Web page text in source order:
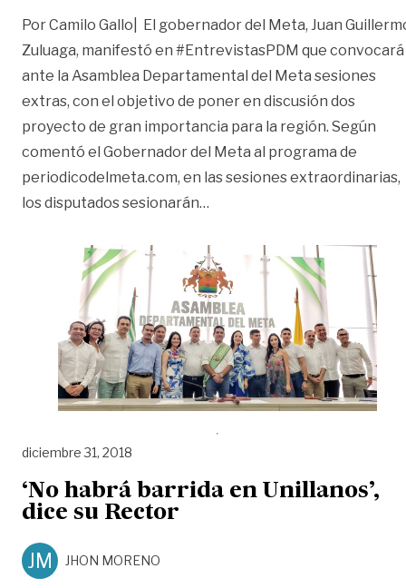
Por Camilo Gallo| El gobernador del Meta, Juan
Zuluaga, manifestó en #EntrevistasPDM que convocará
ante la Asamblea Departamental del Meta sesiones
extras, con el objetivo de poner en discusión dos
proyecto de gran importancia para la región. Según
comentó el Gobernador del Meta al programa de
periodicodelmeta.com, en las sesiones extraordinarias,
los disputados sesionarán…
diciembre 31, 2018
‘No habrá barrida en Unillanos’,
dice su Rector
JM JHON MORENO